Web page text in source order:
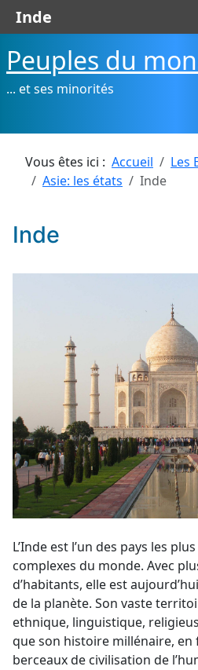
Peuples du
... et ses minorités
Vous êtes ici : Accueil
Les
Asie: les états
Inde
Inde
L’Inde est l’un des pays les
complexes du monde. Avec
d’habitants, elle est
de la planète. Son vaste
ethnique, linguistique,
que son histoire millénaire, en
berceaux de civilisation de
Inde